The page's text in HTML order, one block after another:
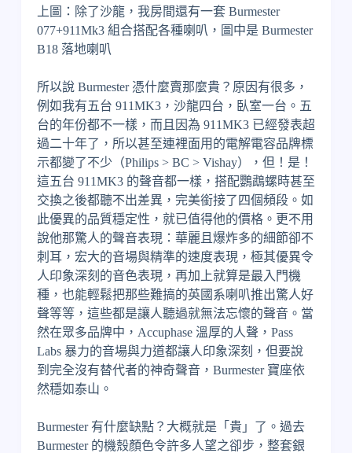
上圖：除了沙龍，我房間還有一套 Burmester
077+911Mk3 組合搭配各種喇叭，圖中是 Burmester
B18 落地喇叭
所以說 Burmester 憑什麼賣那麼貴？原因有很多，
例如我有五台 911MK3，沙龍四台，臥室一台。五
台的年份都不一樣，而且因為 911MK3 已經發表超
過二十年了，所以甚至連裡面用的電解電容品牌標
示都變了不少（Philips > BC > Vishay），但！是！
這五台 911MK3 的聲音都一樣，搭配鸚鵡螺時甚至
交換之後都聽不出差異，完美銜接了四個頻段。如
此優異的品質穩定性，就已值得他的價格。更不用
說他那驚人的聲音表現：華麗且爆炸多的細節卻不
刺耳，宏大的音場與精準的速度表現，極其優異令
人印象深刻的音色表現，再加上就算是最入門機
種，也能輕鬆把那些難搞的英國系喇叭推出驚人好
聲等等，這些都是讓人聽過就無法忘懷的聲音。當
然在眾多品牌中，Accuphase 溫厚的人聲，Pass
Labs 暴力的音場與力道都讓人印象深刻，但要說
到完全沒有替代者的神奇聲音，Burmester 寶座依
然穩如泰山。
Burmester 有什麼缺點？大概就是「貴」了。過去
Burmester 的機殼顏色令許多人望之卻步，整套銀